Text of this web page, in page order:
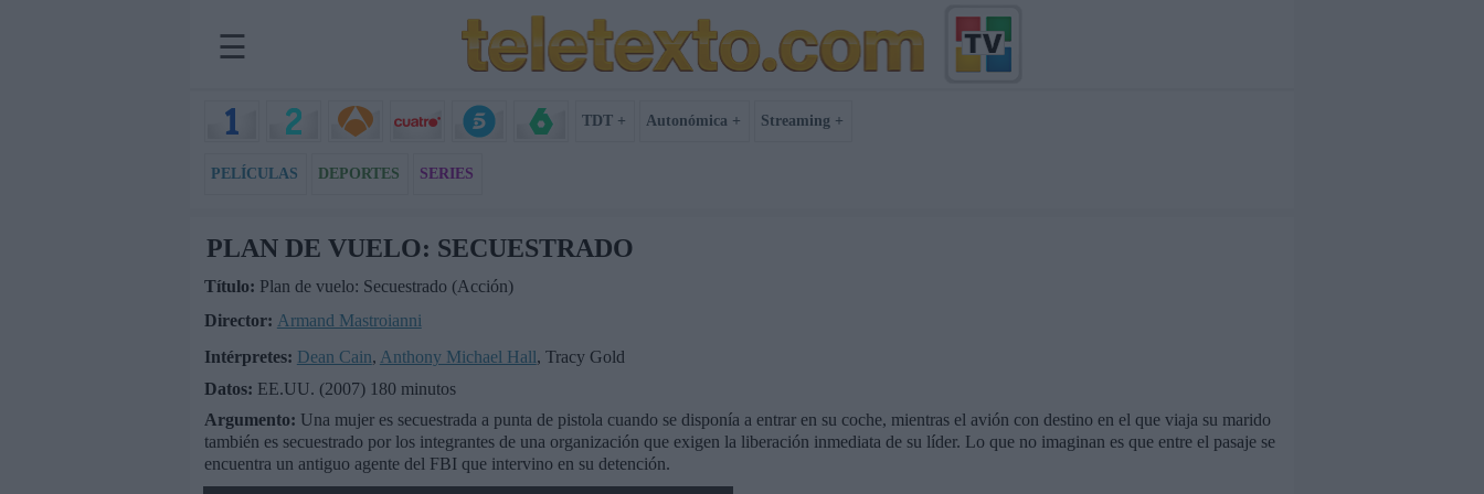
☰
TDT + Autonómica + Streaming +
PELÍCULAS DEPORTES SERIES
PLAN DE VUELO: SECUESTRADO
Título: Plan de vuelo: Secuestrado (Acción)
Director: Armand Mastroianni
Intérpretes: Dean Cain, Anthony Michael Hall, Tracy Gold
Datos: EE.UU. (2007) 180 minutos
Argumento: Una mujer es secuestrada a punta de pistola cuando se disponía a entrar en su coche, mientras el avión con destino en el que viaja su marido
también es secuestrado por los integrantes de una organización que exigen la liberación inmediata de su líder. Lo que no imaginan es que entre el pasaje se
encuentra un antiguo agente del FBI que intervino en su detención.